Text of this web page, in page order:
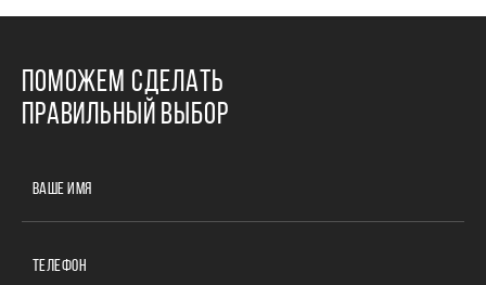
ПОМОЖЕМ СДЕЛАТЬ
ПРАВИЛЬНЫЙ ВЫБОР
ВАШЕ ИМЯ
ТЕЛЕФОН